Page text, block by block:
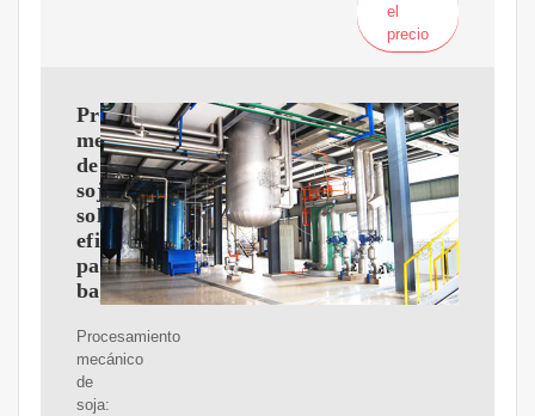
el
precio
Procesamiento
mecánico
de
soja:
solución
eficaz
para
bajas
Procesamiento
mecánico
de
soja: